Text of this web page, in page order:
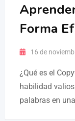
Forma
16 de
¿Qué es el
habilidad
palabras en